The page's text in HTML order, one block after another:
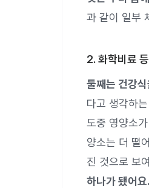
과 같이 일부
2. 화학비료
둘째는 건강
다고 생각하
도중 영양소
양소는 더 떨
진 것으로 보
하나가 됐어